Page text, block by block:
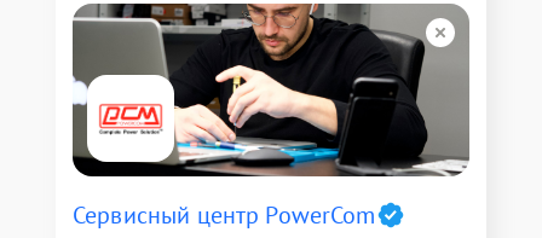
Сервисный центр PowerCom